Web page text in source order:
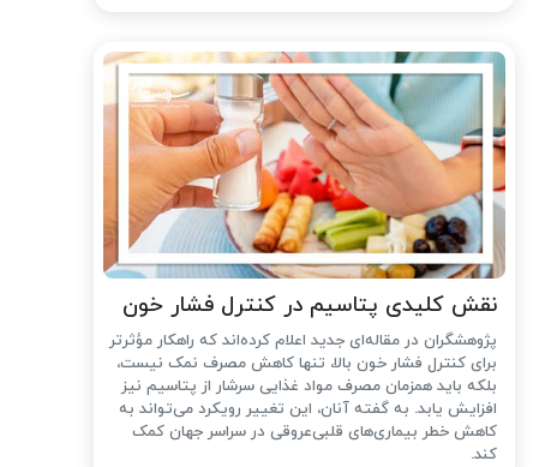
نقش کلیدی پتاسیم در کنترل فشار خون
پژوهشگران در مقاله‌ای جدید اعلام کرده‌اند که راهکار مؤثرتر
برای کنترل فشار خون بالا، تنها کاهش مصرف نمک نیست،
بلکه باید همزمان مصرف مواد غذایی سرشار از پتاسیم نیز
افزایش یابد. به گفته آنان، این تغییر رویکرد می‌تواند به
کاهش خطر بیماری‌های قلبی‌عروقی در سراسر جهان کمک
کند.